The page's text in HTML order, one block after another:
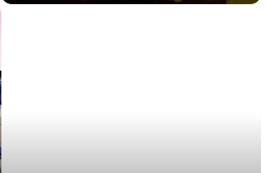
अॅक्सिस
आदरातिथ्य
क्षेत्राला
बँकिंग